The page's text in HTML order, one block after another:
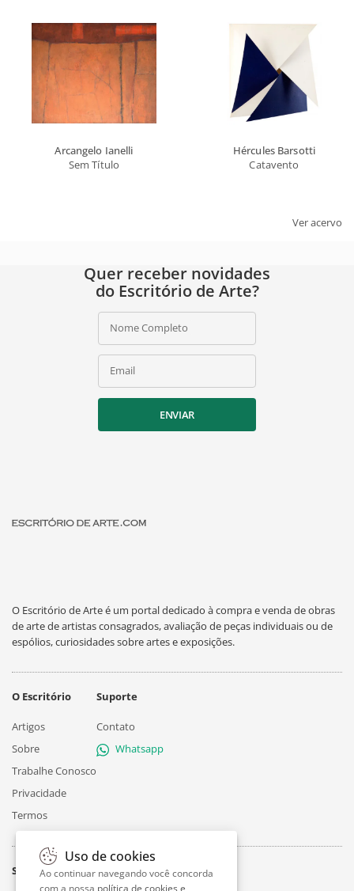
Arcangelo Ianelli
Sem Título
Hércules Barsotti
Catavento
Ver acervo
Quer receber novidades
do Escritório de Arte?
Nome Completo
Email
ENVIAR
O Escritório de Arte é um portal dedicado à compra e venda de obras
de arte de artistas consagrados, avaliação de peças individuais ou de
espólios, curiosidades sobre artes e exposições.
O Escritório
Artigos
Sobre
Trabalhe Conosco
Privacidade
Termos
Suporte
Contato
Whatsapp
Siga
Uso de cookies
Ao continuar navegando você concorda
com a nossa política de cookies e